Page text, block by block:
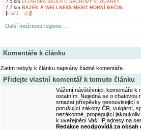
7,5 km LYŽAŘSKÁ ŠKOLA U SACHOVY STUDÁNKY
7,7 km BAZÉN A WELLNESS MESIT HORNÍ BEČVA
[Další... (5)]
Další možnosti regionu ...
Komentáře k článku
Zatím nebyly k článku napsány žádné komentáře.
Přidejte vlastní komentář k tomuto článku
Vážení návštěvníci, komentáře k
ostatním. Nejedná se o
smazat příspěvky nesouvisející
porušující zákony ČR, vulgární,
nezákonné, propagující
k uveřejnění Vaší IP adresy na
Redakce neodpovídá za